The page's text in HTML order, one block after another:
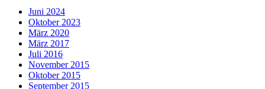
Juni 2024
Oktober 2023
März 2020
März 2017
Juli 2016
November 2015
Oktober 2015
September 2015